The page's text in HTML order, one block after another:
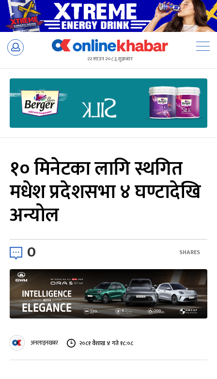
Skip
२२ साउन २०८३, शुक्रबार
१० मिनेटका लागि स्थगित
मधेश प्रदेशसभा ४ घण्टादेखि
अन्योल
0 SHARES
अनलाइनखबर २०८१ वैशाख ४ गते १८:०८